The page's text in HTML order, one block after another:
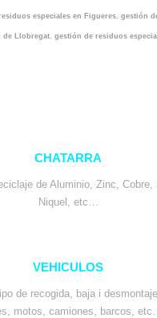
especiales en Figueres, gestión
de Llobregat, gestión de residuos
CHATARRA
de Aluminio, Zinc, Cobre,
Niquel, etc…
VEHICULOS
de recogida, baja i
motos, camiones, barcos,